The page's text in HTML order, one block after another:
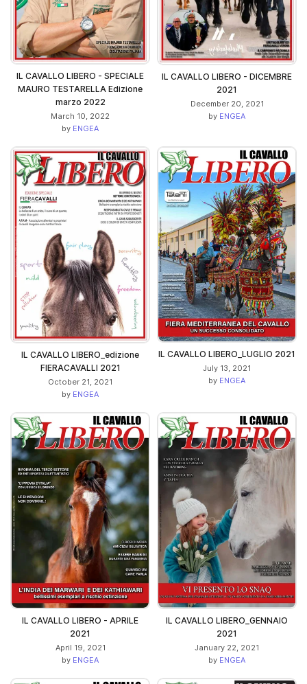
IL CAVALLO LIBERO - SPECIALE
MAURO TESTARELLA Edizione
marzo 2022
March 10, 2022
by ENGEA
IL CAVALLO LIBERO - DICEMBRE
2021
December 20, 2021
by ENGEA
IL CAVALLO LIBERO_edizione
FIERACAVALLI 2021
October 21, 2021
by ENGEA
IL CAVALLO LIBERO_LUGLIO 2021
July 13, 2021
by ENGEA
IL CAVALLO LIBERO - APRILE
2021
April 19, 2021
by ENGEA
IL CAVALLO LIBERO_GENNAIO
2021
January 22, 2021
by ENGEA